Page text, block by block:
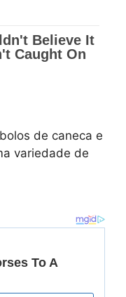
de caneca e
variedade de